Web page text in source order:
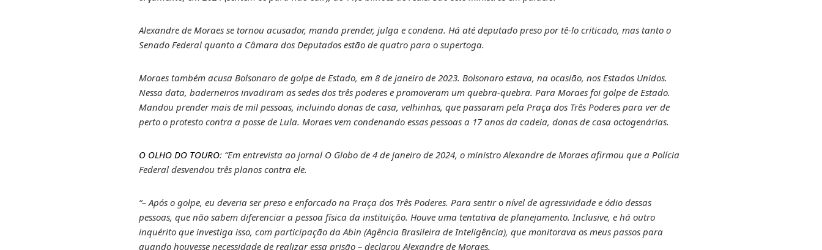
Alexandre de Moraes se tornou acusador, manda prender, julga e condena. Há até deputado preso por tê-lo criticado, mas tanto o
Senado Federal quanto a Câmara dos Deputados estão de quatro para o supertoga.
Moraes também acusa Bolsonaro de golpe de Estado, em 8 de janeiro de 2023. Bolsonaro estava, na ocasião, nos Estados Unidos.
Nessa data, baderneiros invadiram as sedes dos três poderes e promoveram um quebra-quebra. Para Moraes foi golpe de Estado.
Mandou prender mais de mil pessoas, incluindo donas de casa, velhinhas, que passaram pela Praça dos Três Poderes para ver de
perto o protesto contra a posse de Lula. Moraes vem condenando essas pessoas a 17 anos da cadeia, donas de casa octogenárias.
O OLHO DO TOURO: “Em entrevista ao jornal O Globo de 4 de janeiro de 2024, o ministro Alexandre de Moraes afirmou que a Polícia
Federal desvendou três planos contra ele.
“– Após o golpe, eu deveria ser preso e enforcado na Praça dos Três Poderes. Para sentir o nível de agressividade e ódio dessas
pessoas, que não sabem diferenciar a pessoa física da instituição. Houve uma tentativa de planejamento. Inclusive, e há outro
inquérito que investiga isso, com participação da Abin (Agência Brasileira de Inteligência), que monitorava os meus passos para
quando houvesse necessidade de realizar essa prisão – declarou Alexandre de Moraes.